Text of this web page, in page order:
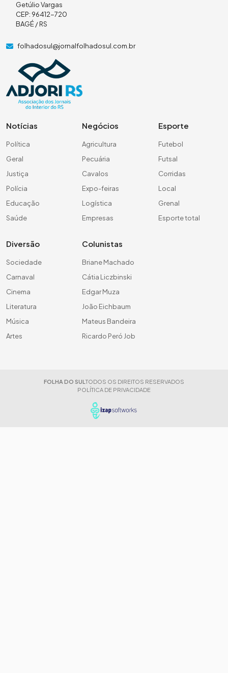
Getúlio Vargas
CEP: 96412-720
BAGÉ / RS
folhadosul@jornalfolhadosul.com.br
Notícias
Política
Geral
Justiça
Polícia
Educação
Saúde
Negócios
Agricultura
Pecuária
Cavalos
Expo-feiras
Logística
Empresas
Esporte
Futebol
Futsal
Corridas
Local
Grenal
Esporte total
Diversão
Sociedade
Carnaval
Cinema
Literatura
Música
Artes
Colunistas
Briane Machado
Cátia Liczbinski
Edgar Muza
João Eichbaum
Mateus Bandeira
Ricardo Peró Job
FOLHA DO SUL TODOS OS DIREITOS RESERVADOS
POLÍTICA DE PRIVACIDADE